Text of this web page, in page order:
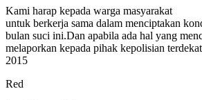
Kami harap kepada warga masyarakat
untuk berkerja sama dalam menciptakan
bulan suci ini.Dan apabila ada hal yang
melaporkan kepada pihak kepolisian
2015
Red